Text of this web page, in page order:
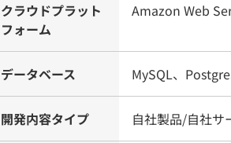
クラウドプラット
フォーム
Amazon Web
データベース MySQL、
開発内容タイプ 自社製品/自社サ